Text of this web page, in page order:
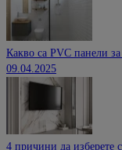
Какво са PVC панели
09.04.2025
4 причини да изберете